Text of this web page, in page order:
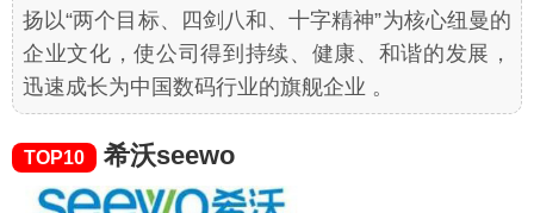
扬以“两个目标、四剑八和、十字精神”为核心纽曼的
企业文化，使公司得到持续、健康、和谐的发展，
迅速成长为中国数码行业的旗舰企业 。
TOP10 希沃seewo